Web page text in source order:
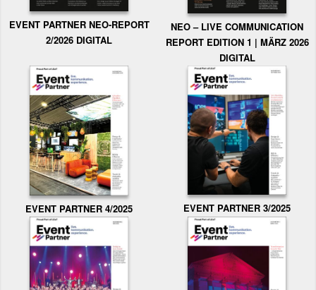
EVENT PARTNER NEO-REPORT
2/2026 DIGITAL
NEO – LIVE COMMUNICATION
REPORT EDITION 1 | MÄRZ 2026
DIGITAL
EVENT PARTNER 4/2025 EVENT PARTNER 3/2025